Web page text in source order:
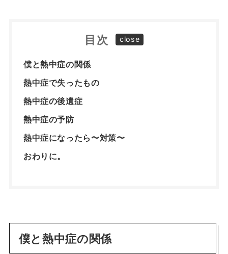
目次
僕と熱中症の関係
熱中症で失ったもの
熱中症の後遺症
熱中症の予防
熱中症になったら〜対策〜
おわりに。
僕と熱中症の関係